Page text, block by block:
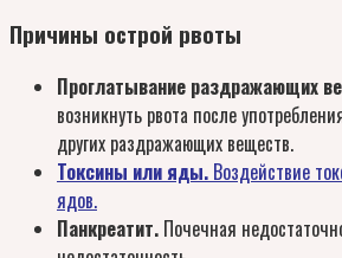
Причины острой рвоты
Проглатывание раздражающих
возникнуть рвота после
других раздражающих веществ.
Токсины или яды. Воздействие
ядов.
Панкреатит. Почечная